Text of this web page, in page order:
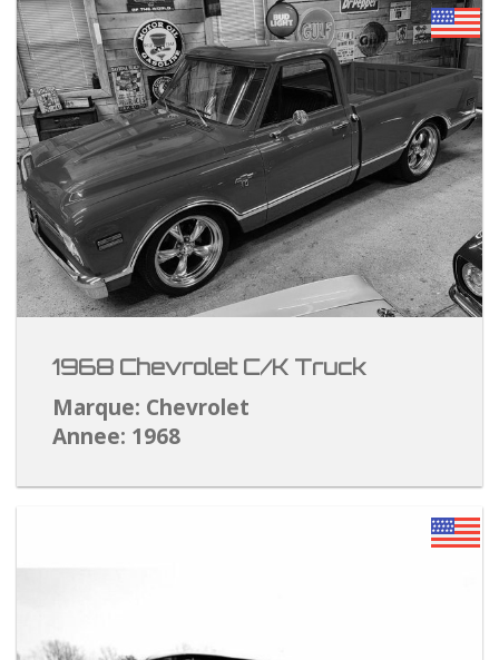
1968 Chevrolet C/K Truck
Marque: Chevrolet
Annee: 1968